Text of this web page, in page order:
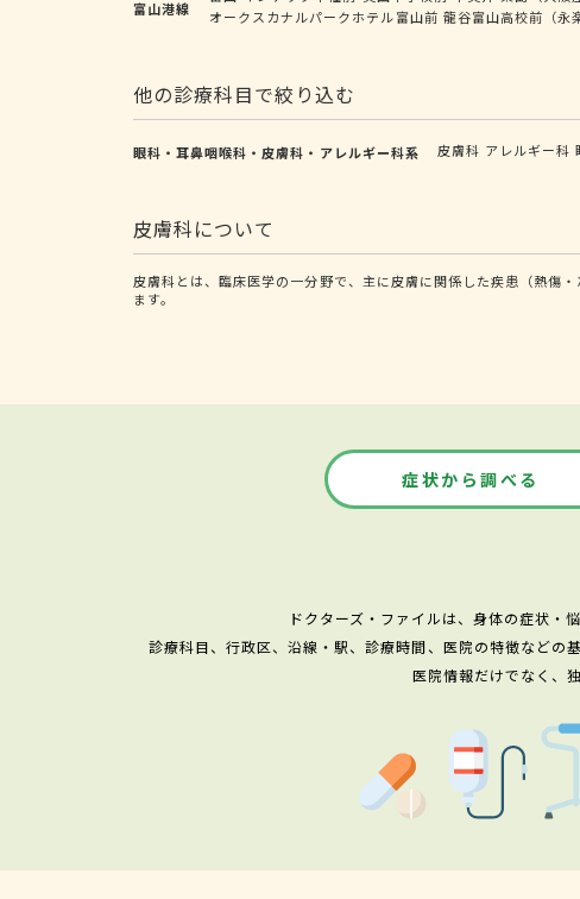
富山港線
オークスカナルパークホテル富山前 龍谷富山高校前（永
他の診療科目で絞り込む
眼科・耳鼻咽喉科・皮膚科・アレルギー科系 皮膚科 アレルギー科
皮膚科について
皮膚科とは、臨床医学の一分野で、主に皮膚に関係した疾患（熱傷
ます。
症状から調べる
ドクターズ・ファイルは、身体の症状・
診療科目、行政区、沿線・駅、診療時間、医院の特徴などの
医院情報だけでなく、